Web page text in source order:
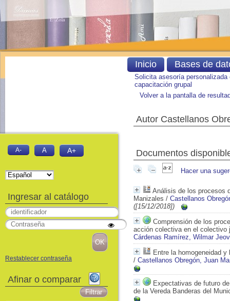
Solicita asesoría personalizada
capacitación grupal
Volver a la pantalla de
Autor Castellanos
Documentos
Hacer una
Análisis de los procesos
Manizales / Castellanos
([15/12/2018])
Comprensión de los
acción colectiva en el colectivo
Cárdenas Ramírez, Wilmar
Entre la homogeneidad
/ Castellanos Obregón, Juan
Expectativas de futuro
de la Vereda Banderas del
Inicio Bases de
A- A A+
Ingresar al catálogo
Restablecer contraseña
Afinar o comparar